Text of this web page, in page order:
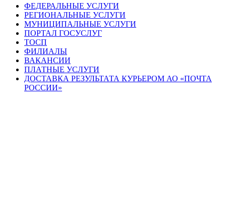
ФЕДЕРАЛЬНЫЕ УСЛУГИ
РЕГИОНАЛЬНЫЕ УСЛУГИ
МУНИЦИПАЛЬНЫЕ УСЛУГИ
ПОРТАЛ ГОСУСЛУГ
ТОСП
ФИЛИАЛЫ
ВАКАНСИИ
ПЛАТНЫЕ УСЛУГИ
ДОСТАВКА РЕЗУЛЬТАТА КУРЬЕРОМ АО «ПОЧТА
РОССИИ»